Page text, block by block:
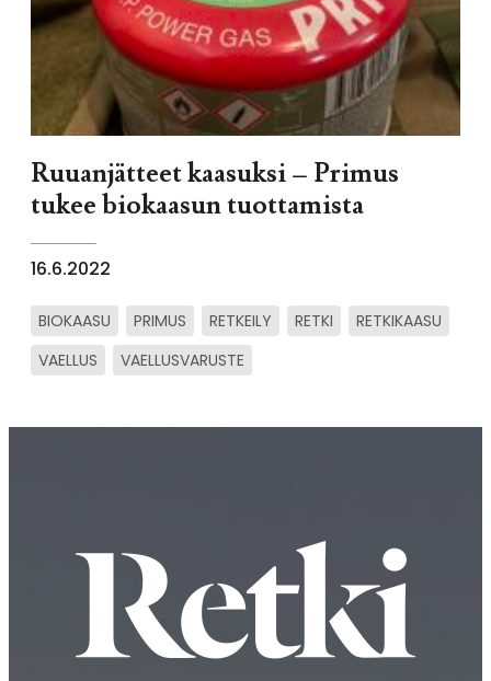
Ruuanjätteet kaasuksi – Primus
tukee biokaasun tuottamista
16.6.2022
BIOKAASU PRIMUS RETKEILY RETKI
RETKIKAASU
VAELLUS
VAELLUSVARUSTE